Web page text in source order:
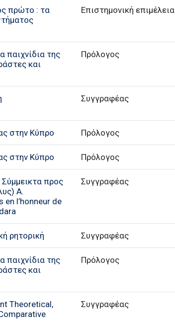
πρώτο : τα
Επιστημονική επιμέλεια
παιχνίδια της
και
Πρόλογος
Συγγραφέας
στην Κύπρο Πρόλογος
στην Κύπρο Πρόλογος
προς
Α.
l’honneur de
Συγγραφέας
ρητορική Συγγραφέας
παιχνίδια της
και
Πρόλογος
Theoretical,
Συγγραφέας